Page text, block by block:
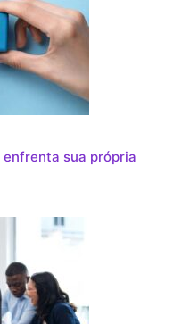
sua própria